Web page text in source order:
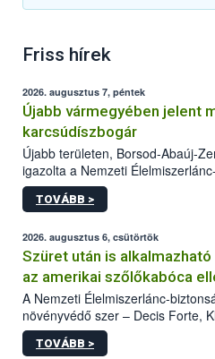
Friss hírek
2026. augusztus 7, péntek
Újabb vármegyében jelent
karcsúdíszbogár
Újabb területen, Borsod-Abaúj-
igazolta a Nemzeti
kőrisrontó karcsúdíszbogár
kártevőt nem csak
az intenzív felderítést, emellett az
hatósággal is összehangolják a
TOVÁBB >
2026. augusztus 6, csütörtök
Szüret után is
az amerikai szőlőkabóca
A Nemzeti Élelmiszerlánc-
növényvédő szer – Decis Forte,
engedélyokiratát módosította, így
egészen a vesszőérettség (BBCH
TOVÁBB >